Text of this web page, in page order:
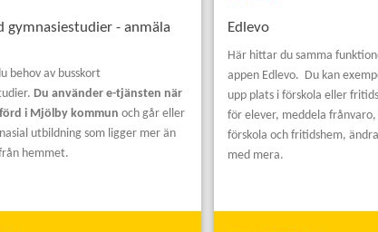
gymnasiestudier - anmäla
behov av busskort
Du använder e-tjänsten när
i Mjölby kommun och går eller
utbildning som ligger mer än
hemmet.
Edlevo
Här hittar du samma
appen Edlevo. Du kan
upp plats i förskola eller
för elever, meddela
förskola och fritidshem,
med mera.